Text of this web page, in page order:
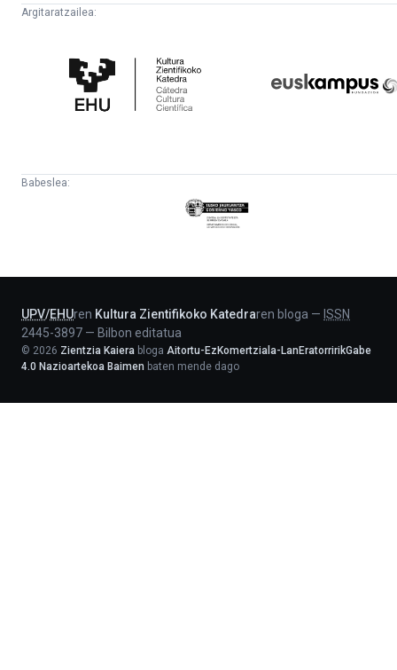
Argitaratzailea:
Zientifikoko
Katedra
Babeslea:
Eusko
Jaurlaritza
UPV/EHUren Kultura Zientifikoko Katedraren bloga — ISSN
2445-3897 — Bilbon editatua
© 2026 Zientzia Kaiera bloga Aitortu-EzKomertziala-LanEratorririkGabe
4.0 Nazioartekoa Baimen baten mende dago